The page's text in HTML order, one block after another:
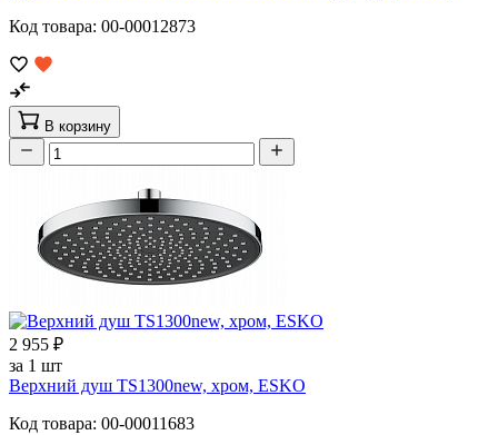
Код товара: 00-00012873
В корзину
2 955 ₽
за 1 шт
Верхний душ TS1300new, хром, ESKO
Код товара: 00-00011683